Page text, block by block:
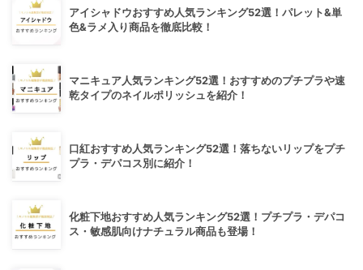
アイシャドウおすすめ人気ランキング52選！パレット&単
色&ラメ入り商品を徹底比較！
マニキュア人気ランキング52選！おすすめのプチプラや速
乾タイプのネイルポリッシュを紹介！
口紅おすすめ人気ランキング52選！落ちないリップをプチ
プラ・デパコス別に紹介！
化粧下地おすすめ人気ランキング52選！プチプラ・デパコ
ス・敏感肌向けナチュラル商品も登場！